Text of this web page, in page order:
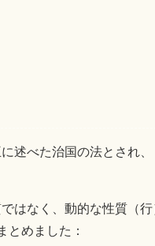
述べた治国の法とされ
はなく、動的な性質（
とめました：